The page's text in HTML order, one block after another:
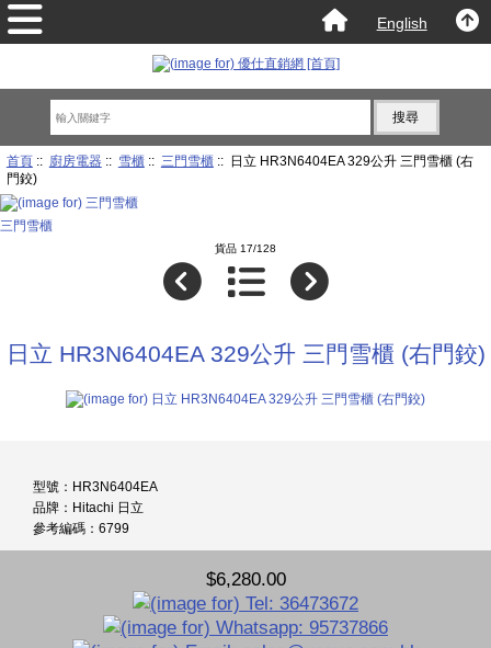
English
首頁:: 廚房電器:: 雪櫃:: 三門雪櫃:: 日立 HR3N6404EA 329公升 三門雪櫃 (右
門鉸)
三門雪櫃
貨品 17/128
日立 HR3N6404EA 329公升 三門雪櫃 (右門鉸)
型號：HR3N6404EA
品牌：Hitachi 日立
參考編碼：6799
$6,280.00